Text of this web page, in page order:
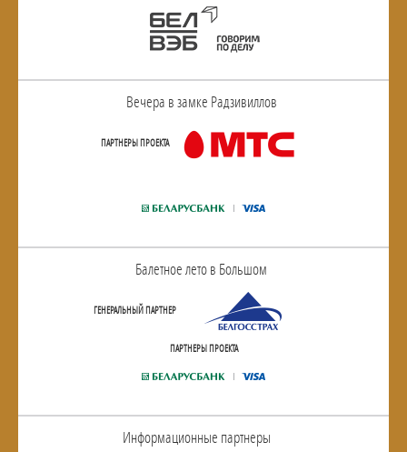
Вечера в замке Радзивиллов
ПАРТНЕРЫ ПРОЕКТА
Балетное лето в Большом
ГЕНЕРАЛЬНЫЙ ПАРТНЕР
ПАРТНЕРЫ ПРОЕКТА
Информационные партнеры